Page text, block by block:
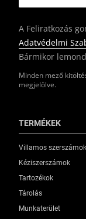
Minden mező
megjelölve.
A Feliratkozás
Adatvédelmi
Bármikor
TERMÉKEK
Villamos szerszámok
Kéziszerszámok
Tartozékok
Tárolás
Munkaterület